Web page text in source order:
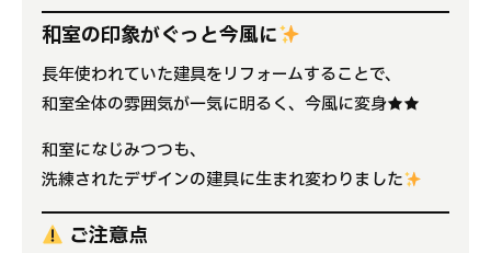
和室の印象がぐっと今風に
長年使われていた建具をリフォームすることで、
和室全体の雰囲気が一気に明るく、今風に変身★★
和室になじみつつも、
洗練されたデザインの建具に生まれ変わりました
ご注意点